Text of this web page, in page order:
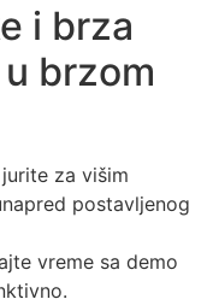
i brza
brzom
za višim
postavljenog
vreme sa demo